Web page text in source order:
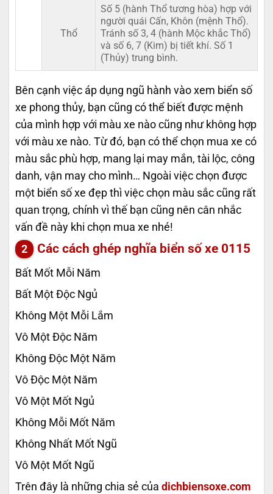
Thổ
Số 5 (hành Thổ tương hòa) hợp với
người quái Cấn, Khôn (mệnh Thổ).
Tránh số 3, 4 (hành Mộc khắc Thổ)
và số 6, 7 (Kim) bị tiết khí. Số 1
(Thủy) trung bình.
Bên cạnh việc áp dụng ngũ hành vào xem biển số
xe phong thủy, bạn cũng có thể biết được mệnh
của mình hợp với màu xe nào cũng như không hợp
với màu xe nào. Từ đó, bạn có thể chọn mua xe có
màu sắc phù hợp, mang lại may mắn, tài lộc, công
danh, vận may cho mình… Ngoài việc chọn được
một biển số xe đẹp thì việc chọn màu sắc cũng rất
quan trọng, chính vì thế bạn cũng nên cân nhắc
vấn đề này khi chọn mua xe nhé!
Các cách ghép nghĩa biển số xe 0115
Bất Mốt Mỗi Năm
Bất Một Độc Ngủ
Không Một Mỗi Lắm
Vô Một Độc Năm
Không Độc Một Năm
Vô Độc Một Năm
Vô Một Mốt Ngủ
Không Mỗi Mốt Năm
Không Nhất Mốt Ngũ
Vô Một Mốt Ngũ
Trên đây là những chia sẻ của dichbiensoxe.com